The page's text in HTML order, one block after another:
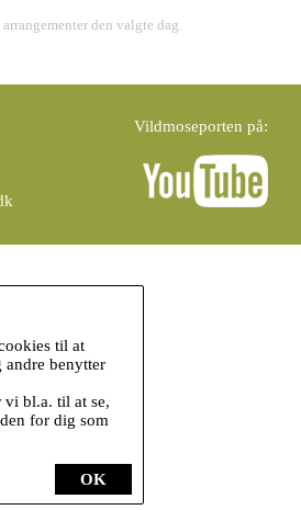
den valgte dag.
Vildmoseporten på:
OK
til at
andre benytter
vi bl.a. til at se,
for dig som